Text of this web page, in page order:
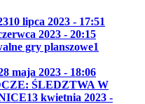
10 lipca 2023 - 17:51
2023 - 20:15
gry planszowe1
maja 2023 - 18:06
ŚLEDZTWA W
13 kwietnia 2023 -